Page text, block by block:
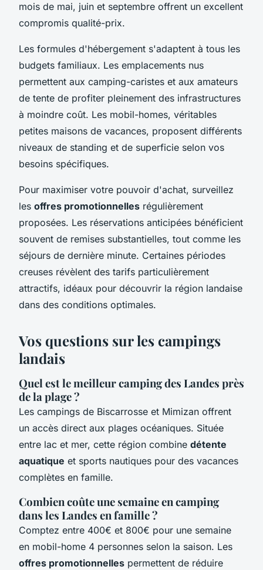
mois de mai, juin et septembre offrent un excellent
compromis qualité-prix.
Les formules d'hébergement s'adaptent à tous les
budgets familiaux. Les emplacements nus
permettent aux camping-caristes et aux amateurs
de tente de profiter pleinement des infrastructures
à moindre coût. Les mobil-homes, véritables
petites maisons de vacances, proposent différents
niveaux de standing et de superficie selon vos
besoins spécifiques.
Pour maximiser votre pouvoir d'achat, surveillez
les offres promotionnelles régulièrement
proposées. Les réservations anticipées bénéficient
souvent de remises substantielles, tout comme les
séjours de dernière minute. Certaines périodes
creuses révèlent des tarifs particulièrement
attractifs, idéaux pour découvrir la région landaise
dans des conditions optimales.
Vos questions sur les campings
landais
Quel est le meilleur camping des Landes près
de la plage ?
Les campings de Biscarrosse et Mimizan offrent
un accès direct aux plages océaniques. Située
entre lac et mer, cette région combine détente
aquatique et sports nautiques pour des vacances
complètes en famille.
Combien coûte une semaine en camping
dans les Landes en famille ?
Comptez entre 400€ et 800€ pour une semaine
en mobil-home 4 personnes selon la saison. Les
offres promotionnelles permettent de réduire